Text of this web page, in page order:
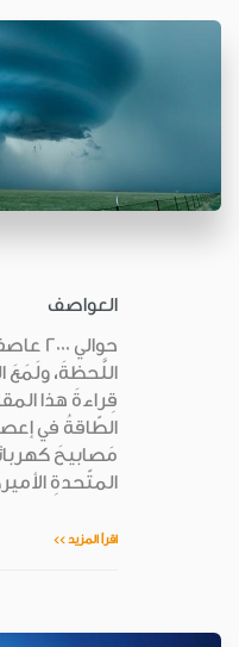
العواصف
حوالي
قِراءةَ هذا
مَصابيحَ
المتّحدةِ
اقرأ المزيد >>